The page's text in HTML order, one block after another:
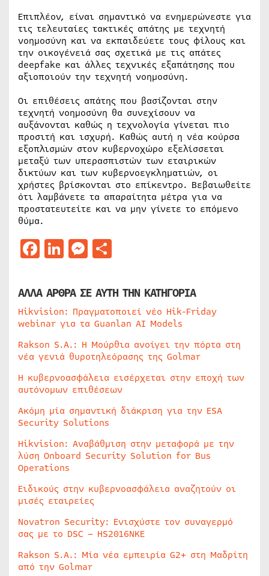
Επιπλέον, είναι σημαντικό να ενημερώνεστε για
τις τελευταίες τακτικές απάτης με τεχνητή
νοημοσύνη και να εκπαιδεύετε τους φίλους και
την οικογένειά σας σχετικά με τις απάτες
deepfake και άλλες τεχνικές εξαπάτησης που
αξιοποιούν την τεχνητή νοημοσύνη.
Οι επιθέσεις απάτης που βασίζονται στην
τεχνητή νοημοσύνη θα συνεχίσουν να
αυξάνονται καθώς η τεχνολογία γίνεται πιο
προσιτή και ισχυρή. Καθώς αυτή η νέα κούρσα
εξοπλισμών στον κυβερνοχώρο εξελίσσεται
μεταξύ των υπερασπιστών των εταιρικών
δικτύων και των κυβερνοεγκληματιών, οι
χρήστες βρίσκονται στο επίκεντρο. Βεβαιωθείτε
ότι λαμβάνετε τα απαραίτητα μέτρα για να
προστατευτείτε και να μην γίνετε το επόμενο
θύμα.
Facebook
LinkedIn
Messenger
ΑΛΛΑ ΑΡΘΡΑ ΣΕ ΑΥΤΗ ΤΗΝ ΚΑΤΗΓΟΡΙΑ
Hikvision: Πραγματοποιεί νέο Hik-Friday
webinar για τα Guanlan AI Models
Rakson S.A.: Η Μούρθια ανοίγει την πόρτα στη
νέα γενιά θυροτηλεόρασης της Golmar
Η κυβερνοασφάλεια εισέρχεται στην εποχή των
αυτόνομων επιθέσεων
Ακόμη μία σημαντική διάκριση για την ESA
Security Solutions
Hikvision: Αναβάθμιση στην μεταφορά με την
λύση Onboard Security Solution for Bus
Operations
Ειδικούς στην κυβερνοασφάλεια αναζητούν οι
μισές εταιρείες
Novatron Security: Ενισχύστε τον συναγερμό
σας με το DSC – HS2016NKE
Rakson S.A.: Μία νέα εμπειρία G2+ στη Μαδρίτη
από την Golmar